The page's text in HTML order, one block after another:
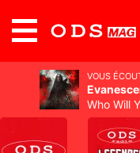
VOUS
Who Will